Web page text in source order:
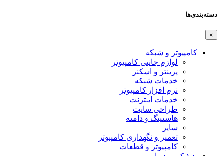
دسته‌بندی‌ها
×
کامپیوتر و شبکه
لوازم جانبی کامپیوتر
پرینتر و اسکنر
خدمات شبکه
نرم افزار کامپیوتر
خدمات اینترنت
طراحی سایت
هاستینگ و دامنه
سایر
تعمیر و نگهداری کامپیوتر
کامپیوتر و قطعات